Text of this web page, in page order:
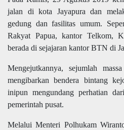
jalan di kota Jayapura dan
gedung dan fasilitas umum.
Rakyat Papua, kantor Telkom,
berada di sejajaran kantor BTN di
Mengejutkannya, sejumlah
mengibarkan bendera bintang
inipun mengundang perhatian
pemerintah pusat.
Melalui Menteri Polhukam